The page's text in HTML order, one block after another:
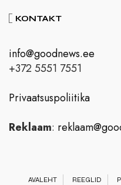
KONTAKT
info@goodnews.ee
+372 5551 7551
Privaatsuspoliitika
Reklaam:
AVALEHT REEGLID